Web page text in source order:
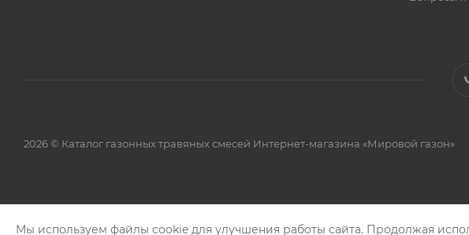
2026 © Каталог газонных травяных смесей Интернет-магазина «Мировой газон»
Мы используем файлы cookie для улучшения работы сайта. Продолжая